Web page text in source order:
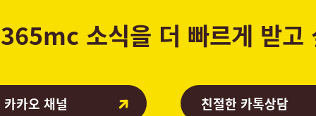
365mc 소식을 더 빠르게 받고
카오 채널 친절한 카톡상담